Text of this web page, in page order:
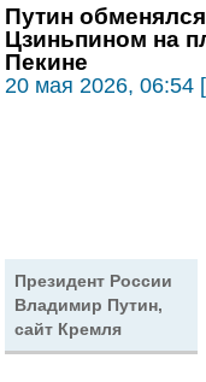
Путин
Цзиньпином на
Пекине
20 мая 2026, 06:54
Президент России
Владимир Путин,
сайт Кремля